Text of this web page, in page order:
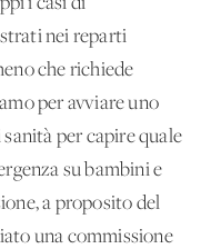
nei reparti
che richiede
per avviare uno
per capire quale
su bambini e
a proposito del
una commissione